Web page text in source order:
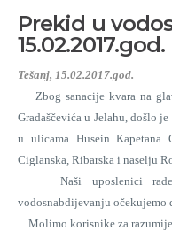
Prekid u
15.02.2017.god.
Tešanj, 15.02.2017.god.
Zbog sanacije kvara na
Gradaščevića u Jelahu, došlo
u ulicama Husein Kapetana
Ciglanska, Ribarska i naselju
Naši uposlenici rade
vodosnabdijevanju očekujemo
Molimo korisnike za